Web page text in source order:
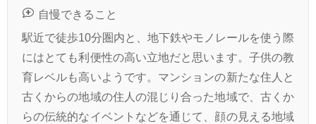
自慢できること
駅近で徒歩10分圏内と、地下鉄やモノレールを使う際
にはとても利便性の高い立地だと思います。子供の教
育レベルも高いようです。マンションの新たな住人と
古くからの地域の住人の混じり合った地域で、古くか
らの伝統的なイベントなどを通じて、顔の見える地域